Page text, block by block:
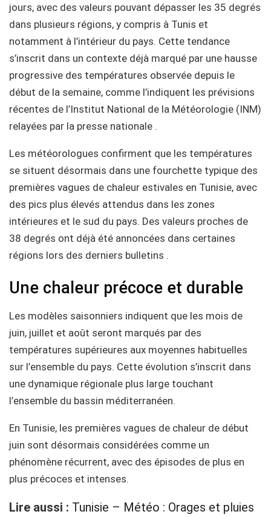
jours, avec des valeurs pouvant dépasser les 35 degrés
dans plusieurs régions, y compris à Tunis et
notamment à l’intérieur du pays. Cette tendance
s’inscrit dans un contexte déjà marqué par une hausse
progressive des températures observée depuis le
début de la semaine, comme l’indiquent les prévisions
récentes de l’Institut National de la Météorologie (INM)
relayées par la presse nationale .
Les météorologues confirment que les températures
se situent désormais dans une fourchette typique des
premières vagues de chaleur estivales en Tunisie, avec
des pics plus élevés attendus dans les zones
intérieures et le sud du pays. Des valeurs proches de
38 degrés ont déjà été annoncées dans certaines
régions lors des derniers bulletins .
Une chaleur précoce et durable
Les modèles saisonniers indiquent que les mois de
juin, juillet et août seront marqués par des
températures supérieures aux moyennes habituelles
sur l’ensemble du pays. Cette évolution s’inscrit dans
une dynamique régionale plus large touchant
l’ensemble du bassin méditerranéen.
En Tunisie, les premières vagues de chaleur de début
juin sont désormais considérées comme un
phénomène récurrent, avec des épisodes de plus en
plus précoces et intenses.
Lire aussi : Tunisie – Météo : Orages et pluies